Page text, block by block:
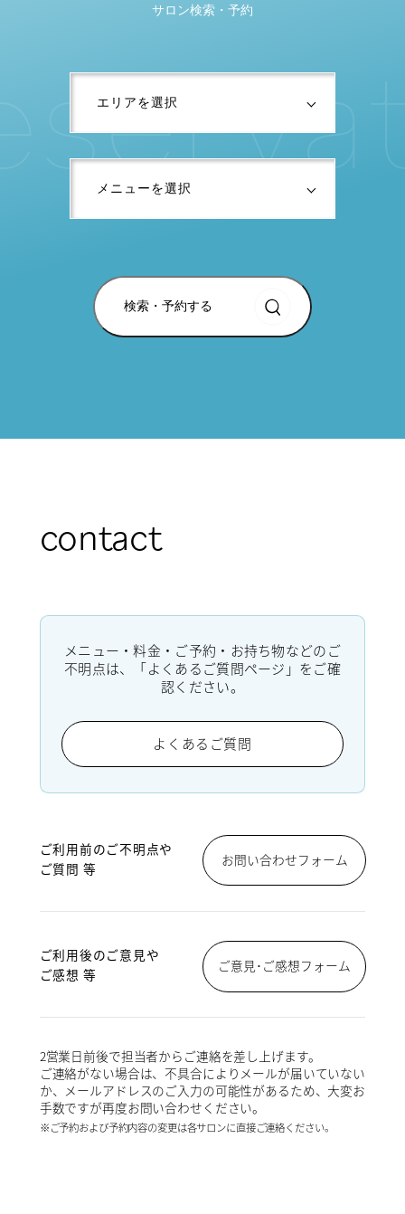
サロン検索・予約
検索・予約する
serva
contact
メニュー・料金・ご予約・お持ち物などのご
不明点は、「よくあるご質問ページ」をご確
認ください。
よくあるご質問
ご利用前のご不明点や
ご質問 等
お問い合わせフォーム
ご利用後のご意見や
ご感想 等
ご意見･ご感想フォーム
2営業日前後で担当者からご連絡を差し上げます。
ご連絡がない場合は、不具合によりメールが届いていない
か、メールアドレスのご入力の可能性があるため、大変お
手数ですが再度お問い合わせください。
※ご予約および予約内容の変更は各サロンに直接ご連絡ください。